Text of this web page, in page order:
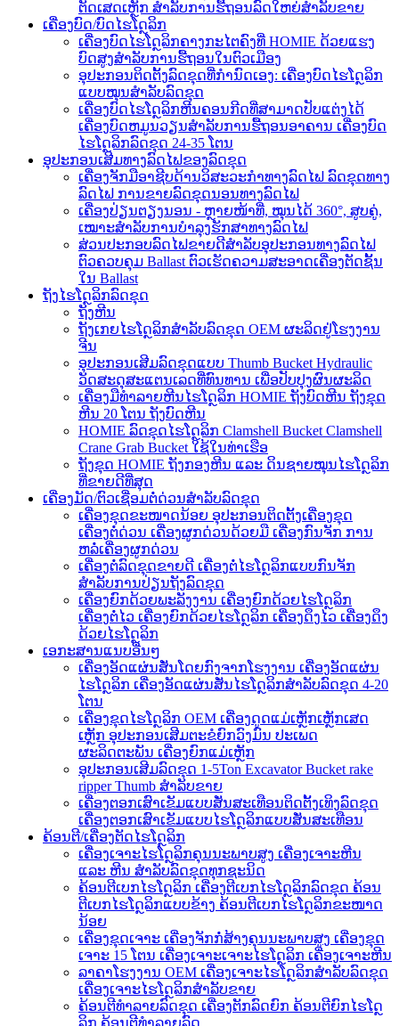
ຕັດເສດເຫຼັກ ສຳລັບການຮື້ຖອນລົດໃຫຍ່ສຳລັບຂາຍ
ເຄື່ອງບົດ/ບົດໄຮໂດຼລິກ
ເຄື່ອງບົດໄຮໂດຼລິກຄາງກະໄຕຄົງທີ່ HOMIE ດ້ວຍແຮງ
ບົດສູງສຳລັບການຮື້ຖອນໃນຕົວເມືອງ
ອຸປະກອນຕິດຕັ້ງລົດຂຸດທີ່ກຳນົດເອງ: ເຄື່ອງບົດໄຮໂດຼລິກ
ແບບໝຸນສຳລັບລົດຂຸດ
ເຄື່ອງບົດໄຮໂດຼລິກຫີນຄອນກີດທີ່ສາມາດປັບແຕ່ງໄດ້
ເຄື່ອງບົດຫມູນວຽນສຳລັບການຮື້ຖອນອາຄານ ເຄື່ອງບົດ
ໄຮໂດຼລິກລົດຂຸດ 24-35 ໂຕນ
ອຸປະກອນເສີມທາງລົດໄຟຂອງລົດຂຸດ
ເຄື່ອງຈັກມືອາຊີບດ້ານວິສະວະກຳທາງລົດໄຟ ລົດຂຸດທາງ
ລົດໄຟ ການຂາຍລົດຂຸດນອນທາງລົດໄຟ
ເຄື່ອງປ່ຽນຕຽງນອນ - ຫຼາຍໜ້າທີ່, ໝຸນໄດ້ 360°, ສູບຄູ່,
ເໝາະສຳລັບການບຳລຸງຮັກສາທາງລົດໄຟ
ສ່ວນປະກອບລົດໄຟຂາຍດີສຳລັບອຸປະກອນທາງລົດໄຟ
ຕົວຄວບຄຸມ Ballast ຕົວເຮັດຄວາມສະອາດເຄື່ອງຕັດຊັ້ນ
ໃນ Ballast
ຖັງໄຮໂດຼລິກລົດຂຸດ
ຖັງຫີນ
ຖັງເກຍໄຮໂດຼລິກສຳລັບລົດຂຸດ OEM ຜະລິດຢູ່ໂຮງງານ
ຈີນ
ອຸປະກອນເສີມລົດຂຸດແບບ Thumb Bucket Hydraulic
ວັດສະດຸສະແຕນເລດທີ່ທົນທານ ເພື່ອປັບປຸງຜົນຜະລິດ
ເຄື່ອງມືທຳລາຍຫີນໄຮໂດຼລິກ HOMIE ຖັງບົດຫີນ ຖັງຂຸດ
ຫີນ 20 ໂຕນ ຖັງບົດຫີນ
HOMIE ລົດຂຸດໄຮໂດຼລິກ Clamshell Bucket Clamshell
Crane Grab Bucket ໃຊ້ໃນທ່າເຮືອ
ຖັງຂຸດ HOMIE ຖັງກອງຫີນ ແລະ ດິນຊາຍໝຸນໄຮໂດຼລິກ
ທີ່ຂາຍດີທີ່ສຸດ
ເຄື່ອງມັດ/ຕົວເຊື່ອມຕໍ່ດ່ວນສຳລັບລົດຂຸດ
ເຄື່ອງຂຸດຂະໜາດນ້ອຍ ອຸປະກອນຕິດຕັ້ງເຄື່ອງຂຸດ
ເຄື່ອງຕໍ່ດ່ວນ ເຄື່ອງຜູກດ່ວນດ້ວຍມື ເຄື່ອງກົນຈັກ ການ
ຫລໍ່ເຄື່ອງຜູກດ່ວນ
ເຄື່ອງຕໍ່ລົດຂຸດຂາຍດີ ເຄື່ອງຕໍ່ໄຮໂດຼລິກແບບກົນຈັກ
ສຳລັບການປ່ຽນຖັງລົດຂຸດ
ເຄື່ອງຍົກດ້ວຍພະລັງງານ ເຄື່ອງຍົກດ້ວຍໄຮໂດຼລິກ
ເຄື່ອງຕໍ່ໄວ ເຄື່ອງຍົກດ້ວຍໄຮໂດຼລິກ ເຄື່ອງດຶງໄວ ເຄື່ອງດຶງ
ດ້ວຍໄຮໂດຼລິກ
ເອກະສານແນບອື່ນໆ
ເຄື່ອງອັດແຜ່ນສັ່ນໂດຍກົງຈາກໂຮງງານ ເຄື່ອງອັດແຜ່ນ
ໄຮໂດຼລິກ ເຄື່ອງອັດແຜ່ນສັ່ນໄຮໂດຼລິກສຳລັບລົດຂຸດ 4-20
ໂຕນ
ເຄື່ອງຂຸດໄຮໂດຼລິກ OEM ເຄື່ອງດູດແມ່ເຫຼັກເຫຼັກເສດ
ເຫຼັກ ອຸປະກອນເສີມຕະຂໍຍົກວົງມົນ ປະເພດ
ຜະລິດຕະພັນ ເຄື່ອງຍົກແມ່ເຫຼັກ
ອຸປະກອນເສີມລົດຂຸດ 1-5Ton Excavator Bucket rake
ripper Thumb ສຳລັບຂາຍ
ເຄື່ອງຕອກເສົາເຂັມແບບສັ່ນສະເທືອນຕິດຕັ້ງເທິງລົດຂຸດ
ເຄື່ອງຕອກເສົາເຂັມແບບໄຮໂດຼລິກແບບສັ່ນສະເທືອນ
ຄ້ອນຕີ/ເຄື່ອງຕັດໄຮໂດຼລິກ
ເຄື່ອງເຈາະໄຮໂດຼລິກຄຸນນະພາບສູງ ເຄື່ອງເຈາະຫີນ
ແລະ ຫີນ ສຳລັບລົດຂຸດທຸກຊະນິດ
ຄ້ອນຕີເບກໄຮໂດຼລິກ ເຄື່ອງຕີເບກໄຮໂດຼລິກລົດຂຸດ ຄ້ອນ
ຕີເບກໄຮໂດຼລິກແບບຂ້າງ ຄ້ອນຕີເບກໄຮໂດຼລິກຂະໜາດ
ນ້ອຍ
ເຄື່ອງຂຸດເຈາະ ເຄື່ອງຈັກກໍ່ສ້າງຄຸນນະພາບສູງ ເຄື່ອງຂຸດ
ເຈາະ 15 ໂຕນ ເຄື່ອງເຈາະເຈາະໄຮໂດຼລິກ ເຄື່ອງເຈາະຫີນ
ລາຄາໂຮງງານ OEM ເຄື່ອງເຈາະໄຮໂດຼລິກສຳລັບລົດຂຸດ
ເຄື່ອງເຈາະໄຮໂດຼລິກສຳລັບຂາຍ
ຄ້ອນຕີທຳລາຍລົດຂຸດ ເຄື່ອງຕັກລົດຍົກ ຄ້ອນຕີຍົກໄຮໂດຼ
ລິກ ຄ້ອນຕີທຳລາຍລົດ